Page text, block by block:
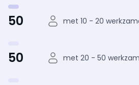
50 met 10 - 20
50 met 20 - 50